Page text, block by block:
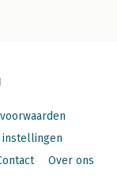
instellingen
Over ons